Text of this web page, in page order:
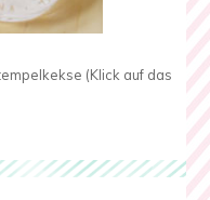
(Klick auf das